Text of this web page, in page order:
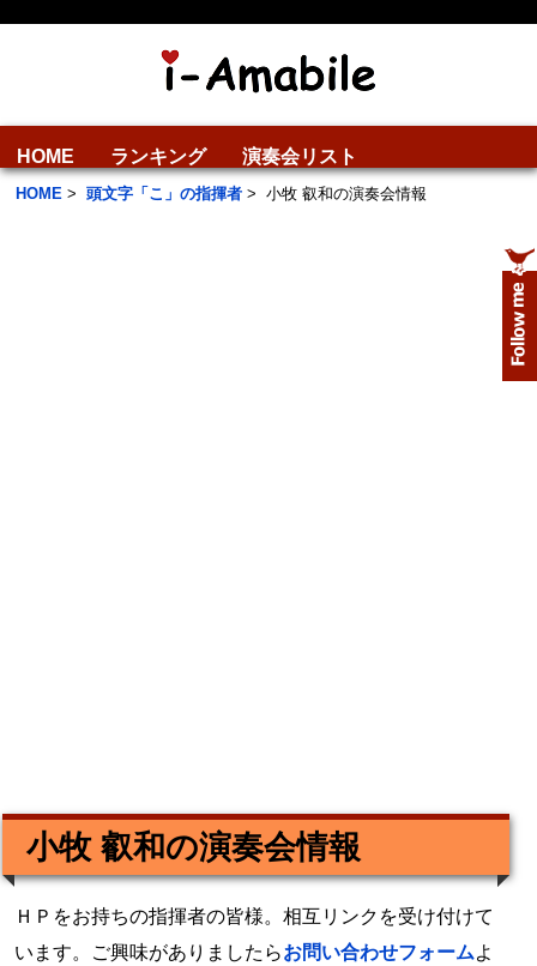
HOME ランキング 演奏会リスト
HOME > 頭文字「こ」の指揮者 > 小牧 叡和の演奏会情報
小牧 叡和の演奏会情報
ＨＰをお持ちの指揮者の皆様。相互リンクを受け付けて
います。ご興味がありましたらお問い合わせフォームよ